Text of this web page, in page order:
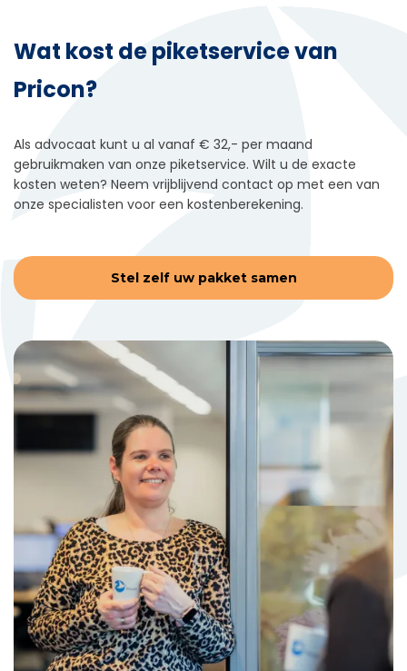
Wat kost de piketservice van
Pricon?
Als advocaat kunt u al vanaf € 32,- per maand
gebruikmaken van onze piketservice. Wilt u de exacte
kosten weten? Neem vrijblijvend contact op met een van
onze specialisten voor een kostenberekening.
Stel zelf uw pakket samen